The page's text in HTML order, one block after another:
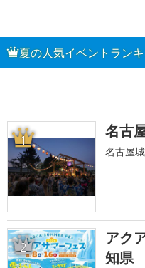
夏の人気イベントランキ
1 名古
名古屋
2
アク
知県